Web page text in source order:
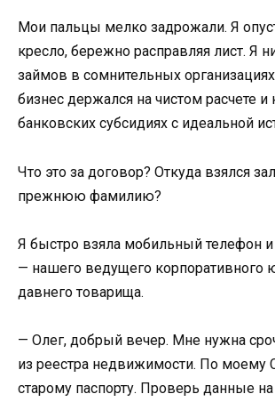
Мои пальцы мелко задрожали. Я
кресло, бережно расправляя лист. Я
займов в сомнительных
бизнес держался на чистом расчете и
банковских субсидиях с идеальной
Что это за договор? Откуда взялся
прежнюю фамилию?
Я быстро взяла мобильный телефон и
— нашего ведущего корпоративного
давнего товарища.
— Олег, добрый вечер. Мне нужна
из реестра недвижимости. По
старому паспорту. Проверь данные